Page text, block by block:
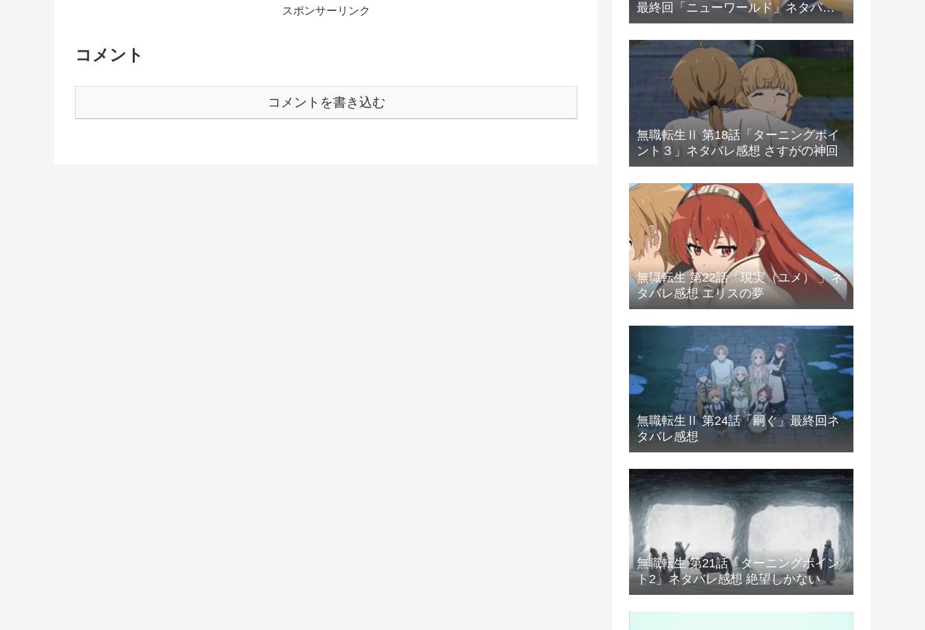
スポンサーリンク
コメント
コメントを書き込む
最終回「ニューワールド」ネタバレ
感想 新世界
無職転生Ⅱ 第18話「ターニングポイ
ント３」ネタバレ感想 さすがの神回
無職転生 第22話「現実（ユメ） 」ネ
タバレ感想 エリスの夢
無職転生Ⅱ 第24話「嗣ぐ」最終回ネ
タバレ感想
無職転生 第21話「ターニングポイン
ト2」ネタバレ感想 絶望しかない